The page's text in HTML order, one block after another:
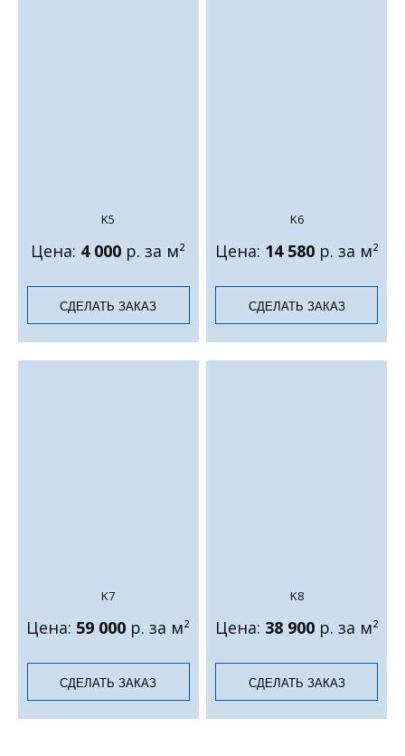
K5
Цена: 4 000 р. за м²
СДЕЛАТЬ ЗАКАЗ
K6
Цена: 14 580р. за м²
СДЕЛАТЬ ЗАКАЗ
K7
Цена: 59 000 р. за м²
СДЕЛАТЬ ЗАКАЗ
K8
Цена: 38 900р. за м²
СДЕЛАТЬ ЗАКАЗ